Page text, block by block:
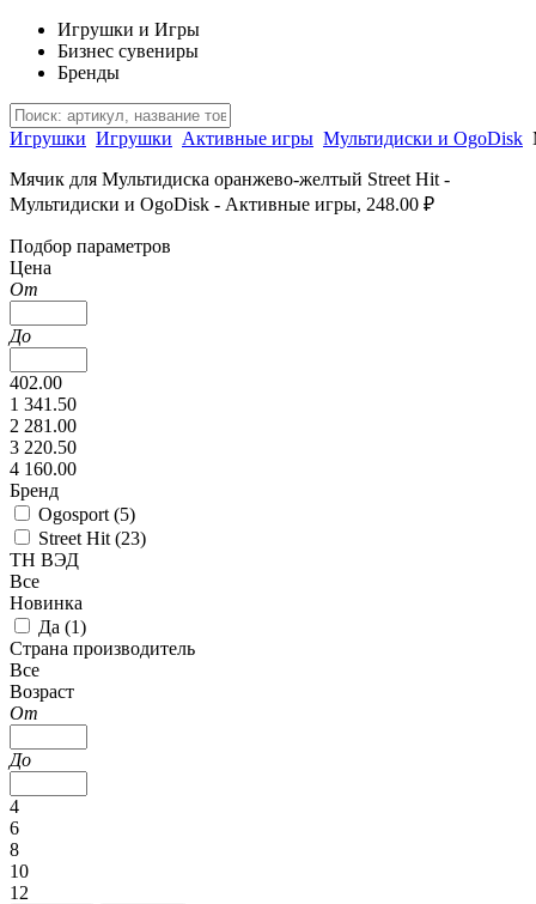
Игрушки и Игры
Бизнес сувениры
Бренды
Игрушки Игрушки Активные игры Мультидиски и OgoDisk
Мячик для Мультидиска оранжево-желтый Street Hit -
Мультидиски и OgoDisk - Активные игры, 248.00 ₽
Подбор параметров
Цена
От
До
402.00
1 341.50
2 281.00
3 220.50
4 160.00
Бренд
Ogosport (5)
Street Hit (23)
ТН ВЭД
Все
Новинка
Да (1)
Страна производитель
Все
Возраст
От
До
4
6
8
10
12